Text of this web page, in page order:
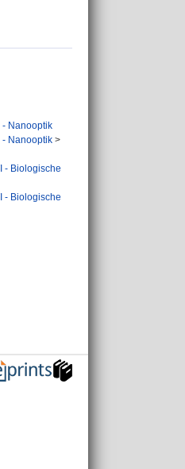
- Nanooptik
- Nanooptik >
- Biologische
- Biologische